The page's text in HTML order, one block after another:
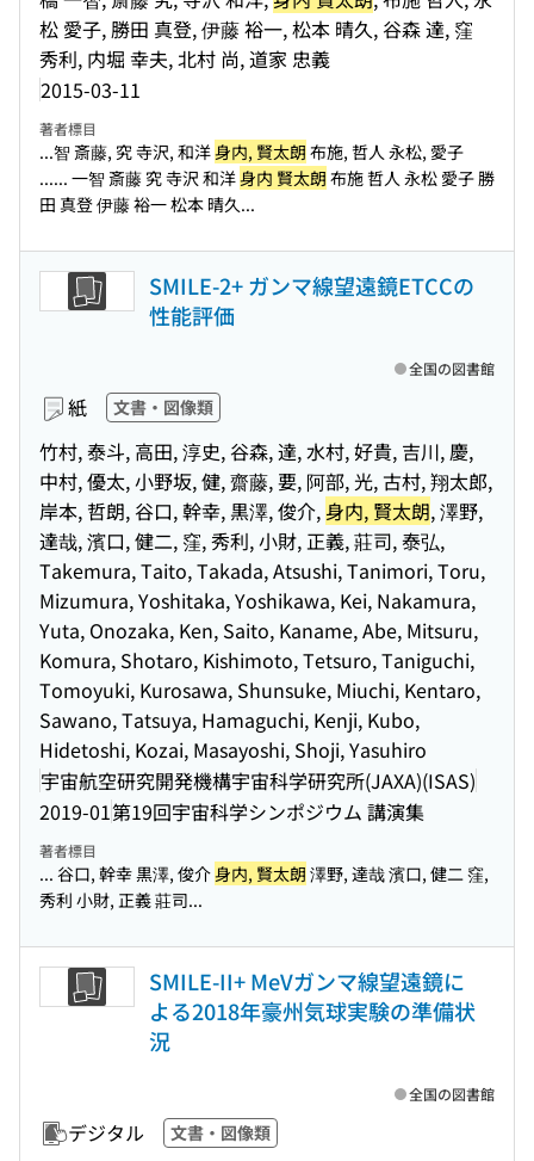
松 愛子, 勝田 真登, 伊藤 裕一, 松本 晴久, 谷森 達, 窪
秀利, 内堀 幸夫, 北村 尚, 道家 忠義
2015-03-11
著者標目
...智 斎藤, 究 寺沢, 和洋身内, 賢太朗 布施, 哲人 永松, 愛子
...... 一智 斎藤 究 寺沢 和洋身内 賢太朗 布施 哲人 永松 愛子 勝
田 真登 伊藤 裕一 松本 晴久...
SMILE-2+ ガンマ線望遠鏡ETCCの
性能評価
紙 文書・図像類
竹村, 泰斗, 高田, 淳史, 谷森, 達, 水村, 好貴, 吉川, 慶,
中村, 優太, 小野坂, 健, 齋藤, 要, 阿部, 光, 古村, 翔太郎,
岸本, 哲朗, 谷口, 幹幸, 黒澤, 俊介, 身内, 賢太朗, 澤野,
達哉, 濱口, 健二, 窪, 秀利, 小財, 正義, 莊司, 泰弘,
Takemura, Taito, Takada, Atsushi, Tanimori, Toru,
Mizumura, Yoshitaka, Yoshikawa, Kei, Nakamura,
Yuta, Onozaka, Ken, Saito, Kaname, Abe, Mitsuru,
Komura, Shotaro, Kishimoto, Tetsuro, Taniguchi,
Tomoyuki, Kurosawa, Shunsuke, Miuchi, Kentaro,
Sawano, Tatsuya, Hamaguchi, Kenji, Kubo,
Hidetoshi, Kozai, Masayoshi, Shoji, Yasuhiro
宇宙航空研究開発機構宇宙科学研究所(JAXA)(ISAS)
2019-01第19回宇宙科学シンポジウム 講演集
全国の図書館
著者標目
... 谷口, 幹幸 黒澤, 俊介身内, 賢太朗 澤野, 達哉 濱口, 健二 窪,
秀利 小財, 正義 莊司...
SMILE-II+ MeVガンマ線望遠鏡に
よる2018年豪州気球実験の準備状
況
デジタル 文書・図像類
全国の図書館